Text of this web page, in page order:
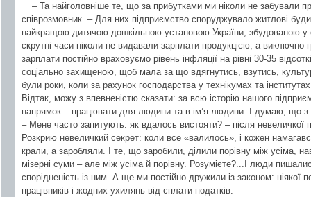
– Та найголовніше те, що за прибутками ми ніколи не забували
співрозмовник. – Для них підприємство споруджувало житлові
найкращою дитячою дошкільною установою України, збудованою у
скрутні часи ніколи не видавали зарплати продукцією, а виключно
зарплати постійно враховуємо рівень інфляції на рівні 30-35
соціально захищеною, щоб мала за що вдягнутись, взутись,
були роки, коли за рахунок господарства у технікумах та
Відтак, можу з впевненістю сказати: за всю історію нашого
напрямок – працювати для людини та в ім’я людини. І думаю, що
– Мене часто запитують: як вдалось вистояти? – після
Розкрию невеличкий секрет: коли все «валилось», і кожен
крали, а заробляли. І те, що заробили, ділили порівну між усіма,
мізерні суми – але між усіма й порівну. Розумієте?...І люди
спорідненість із ним. А ще ми постійно дружили із законом: ніякої
працівників і жодних ухилянь від сплати податків.